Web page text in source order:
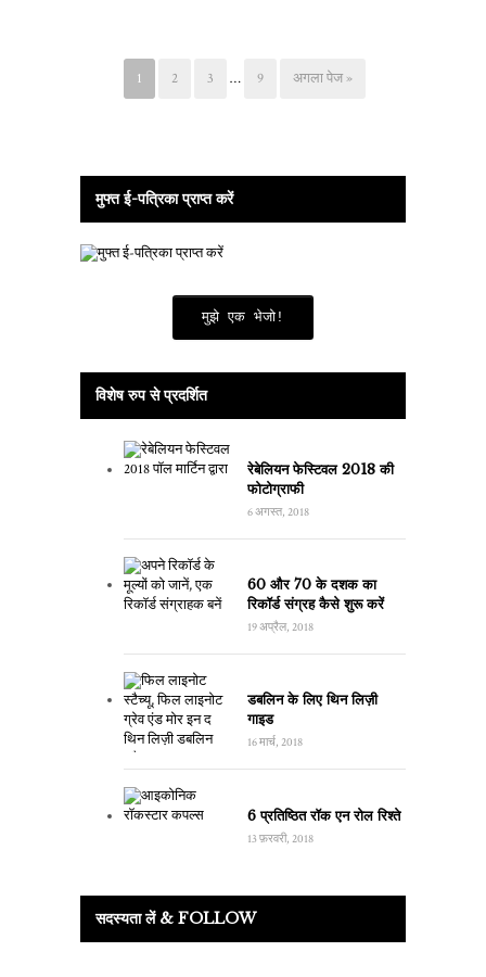
1 2 3 … 9 अगला पेज »
मुफ्त ई-पत्रिका प्राप्त करें
मुझे एक भेजो!
विशेष रुप से प्रदर्शित
रेबेलियन फेस्टिवल 2018 की
फोटोग्राफी
6 अगस्त, 2018
60 और 70 के दशक का
रिकॉर्ड संग्रह कैसे शुरू करें
19 अप्रैल, 2018
डबलिन के लिए थिन लिज़ी
गाइड
16 मार्च, 2018
6 प्रतिष्ठित रॉक एन रोल रिश्ते
13 फ़रवरी, 2018
सदस्यता लें & FOLLOW